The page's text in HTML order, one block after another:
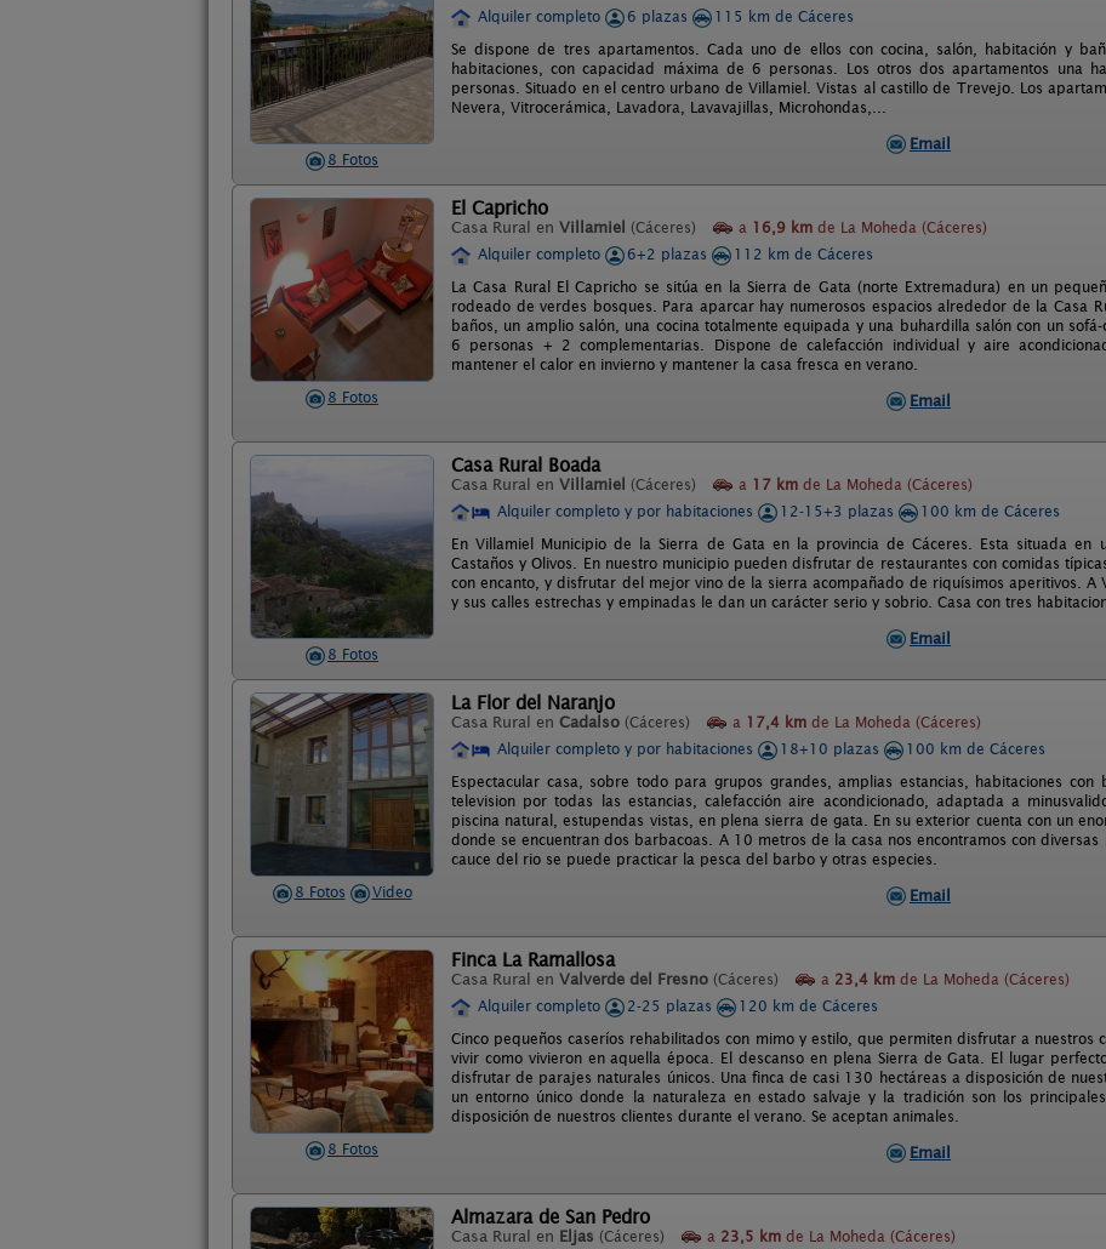
8 Fotos
Alquiler completo
6 plazas
115 km de Cáceres
Se dispone de tres apartamentos. Cada uno de ellos con cocina, salón, habitación y
habitaciones, con capacidad máxima de 6 personas. Los otros dos apartamentos una
personas. Situado en el centro urbano de Villamiel. Vistas al castillo de Trevejo. Los
Nevera, Vitrocerámica, Lavadora, Lavavajillas, Microhondas,...
Email
8 Fotos
El Capricho
Casa Rural en Villamiel (Cáceres) a 16,9 km de La Moheda (Cáceres)
Alquiler completo
6+2 plazas
112 km de Cáceres
La Casa Rural El Capricho se sitúa en la Sierra de Gata (norte Extremadura) en un
rodeado de verdes bosques. Para aparcar hay numerosos espacios alrededor de la Casa
baños, un amplio salón, una cocina totalmente equipada y una buhardilla salón con un
6 personas + 2 complementarias. Dispone de calefacción individual y aire
mantener el calor en invierno y mantener la casa fresca en verano.
Email
8 Fotos
Casa Rural Boada
Casa Rural en Villamiel (Cáceres) a 17 km de La Moheda (Cáceres)
Alquiler completo y por habitaciones
12-15+3 plazas
100 km de Cáceres
En Villamiel Municipio de la Sierra de Gata en la provincia de Cáceres. Esta situada en
Castaños y Olivos. En nuestro municipio pueden disfrutar de restaurantes con comidas
con encanto, y disfrutar del mejor vino de la sierra acompañado de riquísimos aperitivos. A
y sus calles estrechas y empinadas le dan un carácter serio y sobrio. Casa con tres
Email
8 Fotos Video
La Flor del Naranjo
Casa Rural en Cadalso (Cáceres) a 17,4 km de La Moheda (Cáceres)
Alquiler completo y por habitaciones
18+10 plazas
100 km de Cáceres
Espectacular casa, sobre todo para grupos grandes, amplias estancias, habitaciones con
television por todas las estancias, calefacción aire acondicionado, adaptada a
piscina natural, estupendas vistas, en plena sierra de gata. En su exterior cuenta con un
donde se encuentran dos barbacoas. A 10 metros de la casa nos encontramos con
cauce del rio se puede practicar la pesca del barbo y otras especies.
Email
8 Fotos
Finca La Ramallosa
Casa Rural en Valverde del Fresno (Cáceres) a 23,4 km de La Moheda (Cáceres)
Alquiler completo
2-25 plazas
120 km de Cáceres
Cinco pequeños caseríos rehabilitados con mimo y estilo, que permiten disfrutar a nuestros
vivir como vivieron en aquella época. El descanso en plena Sierra de Gata. El lugar
disfrutar de parajes naturales únicos. Una finca de casi 130 hectáreas a disposición de
un entorno único donde la naturaleza en estado salvaje y la tradición son los
disposición de nuestros clientes durante el verano. Se aceptan animales.
Email
Almazara de San Pedro
Casa Rural en Eljas (Cáceres) a 23,5 km de La Moheda (Cáceres)